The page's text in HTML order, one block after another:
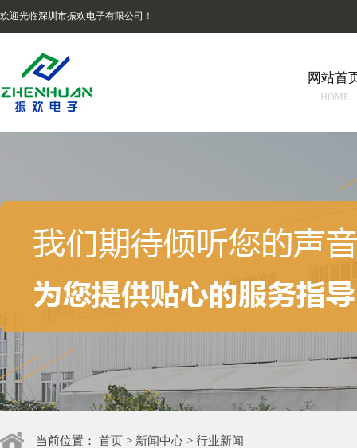
欢迎光临深圳市振欢电子有限公司！
网站首
HOME
当前位置： 首页 > 新闻中心 > 行业新闻